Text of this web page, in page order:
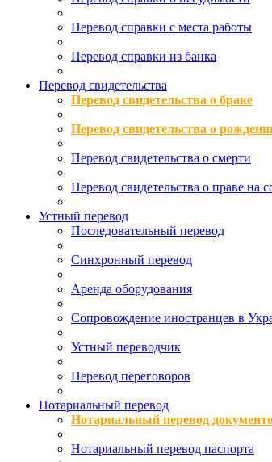
Перевод справки с места работы
Перевод справки из банка
Перевод свидетельства
Перевод свидетельства о браке
Перевод свидетельства о
Перевод свидетельства о смерти
Перевод свидетельства о праве на
Устный перевод
Последовательный перевод
Синхронный перевод
Аренда оборудования
Сопровождение иностранцев в
Устный переводчик
Перевод переговоров
Нотариальный перевод
Нотариальный перевод
Нотариальный перевод паспорта